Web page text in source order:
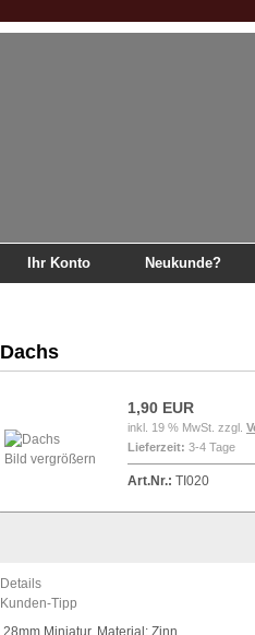
Ihr Konto Neukunde?
Dachs
Bild vergrößern
1,90 EUR
inkl. 19 % MwSt. zzgl.
Lieferzeit: 3-4 Tage
Art.Nr.: TI020
Details
Kunden-Tipp
28mm Miniatur, Material: Zinn